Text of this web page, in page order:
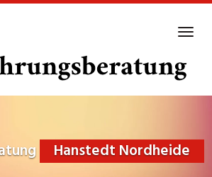
Hanstedt Nordheide